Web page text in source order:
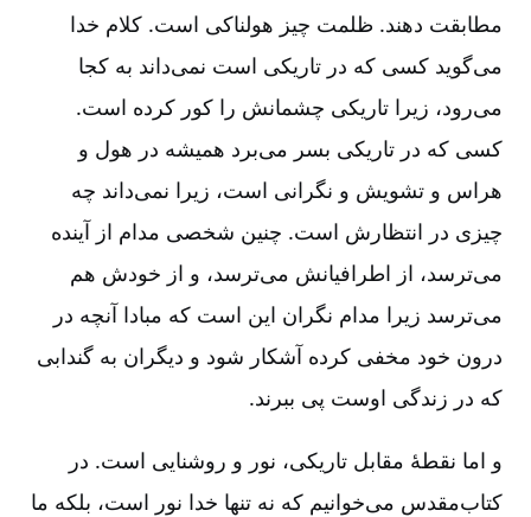
مطابقت دهند. ظلمت چیز هولناکی است. کلام خدا
می‌گوید کسی که در تاریکی است نمی‌داند به کجا
می‌رود، زیرا تاریکی چشمانش را کور کرده است.
کسی که در تاریکی بسر می‌برد همیشه در هول و
هراس و تشویش و نگرانی است، زیرا نمی‌داند چه
چیزی در انتظارش است. چنین شخصی مدام از آینده
می‌ترسد، از اطرافیانش می‌ترسد، و از خودش هم
می‌ترسد زیرا مدام نگران این است که مبادا آنچه در
درون خود مخفی کرده آشکار شود و دیگران به گندابی
که در زندگی اوست پی ببرند.
و اما نقطۀ مقابل تاریکی، نور و روشنایی است. در
کتاب‌مقدس می‌خوانیم که نه تنها خدا نور است، بلکه ما